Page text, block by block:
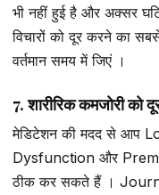
भी नहीं हुई है और अक्सर
विचारों को दूर करने का
वर्तमान समय में जिएं ।
7. शारीरिक कमजोरी को
मेडिटेशन की मदद से आप
Dysfunction और
ठीक कर सकते हैं ।